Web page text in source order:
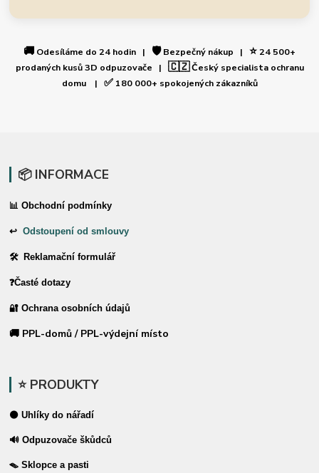
🚚 Odesíláme do 24 hodin | 🛡️Bezpečný nákup | ⭐24 500+
prodaných kusů 3D odpuzovače | 🇨🇿Český specialista ochranu
domu | ✅180 000+ spokojených zákazníků
📦 INFORMACE
📊 Obchodní podmínky
↩Odstoupení od smlouvy
🛠 Reklamační formulář
❓Časté dotazy
🔐 Ochrana osobních údajů
🚚 PPL-domů / PPL-výdejní místo
⭐ PRODUKTY
⚫ Uhlíky do nářadí
🔊 Odpuzovače škůdců
🪤 Sklopce a pasti